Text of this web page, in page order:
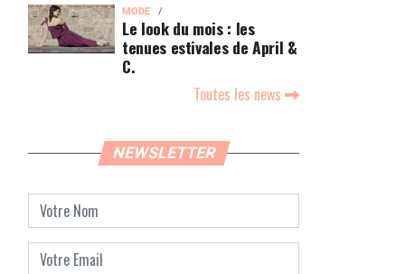
MODE
Le look du mois : les
tenues estivales de April &
C.
Toutes les news
NEWSLETTER